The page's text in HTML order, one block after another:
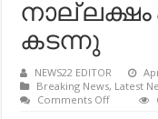
നാ​ല് ല​ക്ഷം
കടന്നു
NEWS22 EDITOR
Breaking News, Latest
Comments Offon